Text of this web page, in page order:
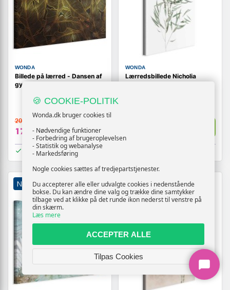
WONDA
Billede på lærred - Dansen af
gyldne blade, bredformat
209,-
179,- Vis
På lager
WONDA
Lærredsbillede Nicholia
NY TILBUD NY TILBUD
🍪 COOKIE-POLITIK
Wonda.dk bruger cookies til
- Nødvendige funktioner
- Forbedring af brugeroplevelsen
- Statistik og webanalyse
- Markedsføring
Nogle cookies sættes af tredjepartstjenester.
Du accepterer alle eller udvalgte cookies i nedenstående
bokse. Du kan ændre dine valg og trække dine samtykker
tilbage ved at klikke på det runde ikon nederst til venstre på
din skærm.
Læs mere
ACCEPTER ALLE
Tilpas Cookies